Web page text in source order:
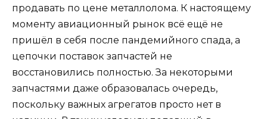
продавать по цене металлолома. К настоящему
моменту авиационный рынок всё ещё не
пришёл в себя после пандемийного спада, а
цепочки поставок запчастей не
восстановились полностью. За некоторыми
запчастями даже образовалась очередь,
поскольку важных агрегатов просто нет в